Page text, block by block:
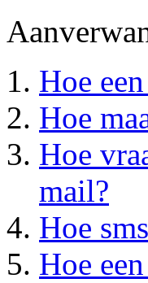
Hoe
Hoe
Hoe
mail?
Hoe
Hoe